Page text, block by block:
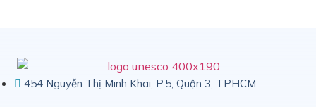
454 Nguyễn Thị Minh Khai, P.5, Quận 3, TPHCM